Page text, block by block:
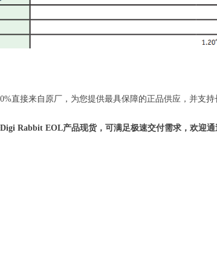
直接来自原厂，为您提供最具保障的正品供应，并支持
Rabbit EOL产品现货，可满足极速交付需求，欢迎